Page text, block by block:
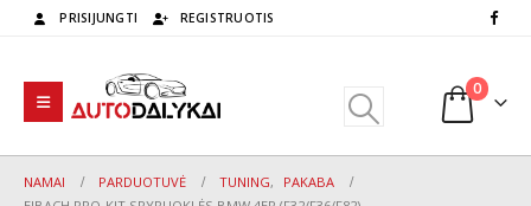
PRISIJUNGTI REGISTRUOTIS
0
NAMAI PARDUOTUVĖ TUNING,
PAKABA